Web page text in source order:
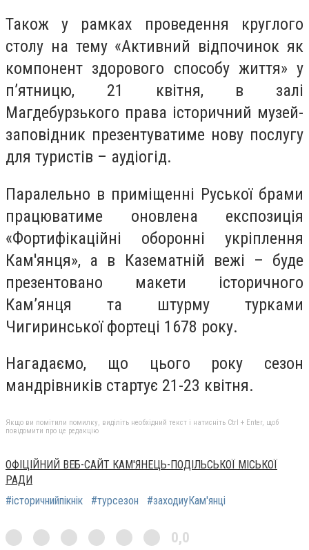
Також у рамках проведення круглого
столу на тему «Активний відпочинок як
компонент здорового способу життя» у
п’ятницю, 21 квітня, в залі
Магдебурзького права історичний музей-
заповідник презентуватиме нову послугу
для туристів – аудіогід.
Паралельно в приміщенні Руської брами
працюватиме оновлена експозиція
«Фортифікаційні оборонні укріплення
Кам'янця», а в Казематній вежі – буде
презентовано макети історичного
Кам’янця та штурму турками
Чигиринської фортеці 1678 року.
Нагадаємо, що цього року сезон
мандрівників стартує 21-23 квітня.
Якщо ви помітили помилку, виділіть необхідний текст і натисніть Ctrl + Enter, щоб
повідомити про це редакцію
ОФІЦІЙНИЙ ВЕБ-САЙТ КАМ'ЯНЕЦЬ-ПОДІЛЬСЬКОЇ МІСЬКОЇ
РАДИ
#історичнийпікнік
#турсезон #заходиуКам'янці
0,0